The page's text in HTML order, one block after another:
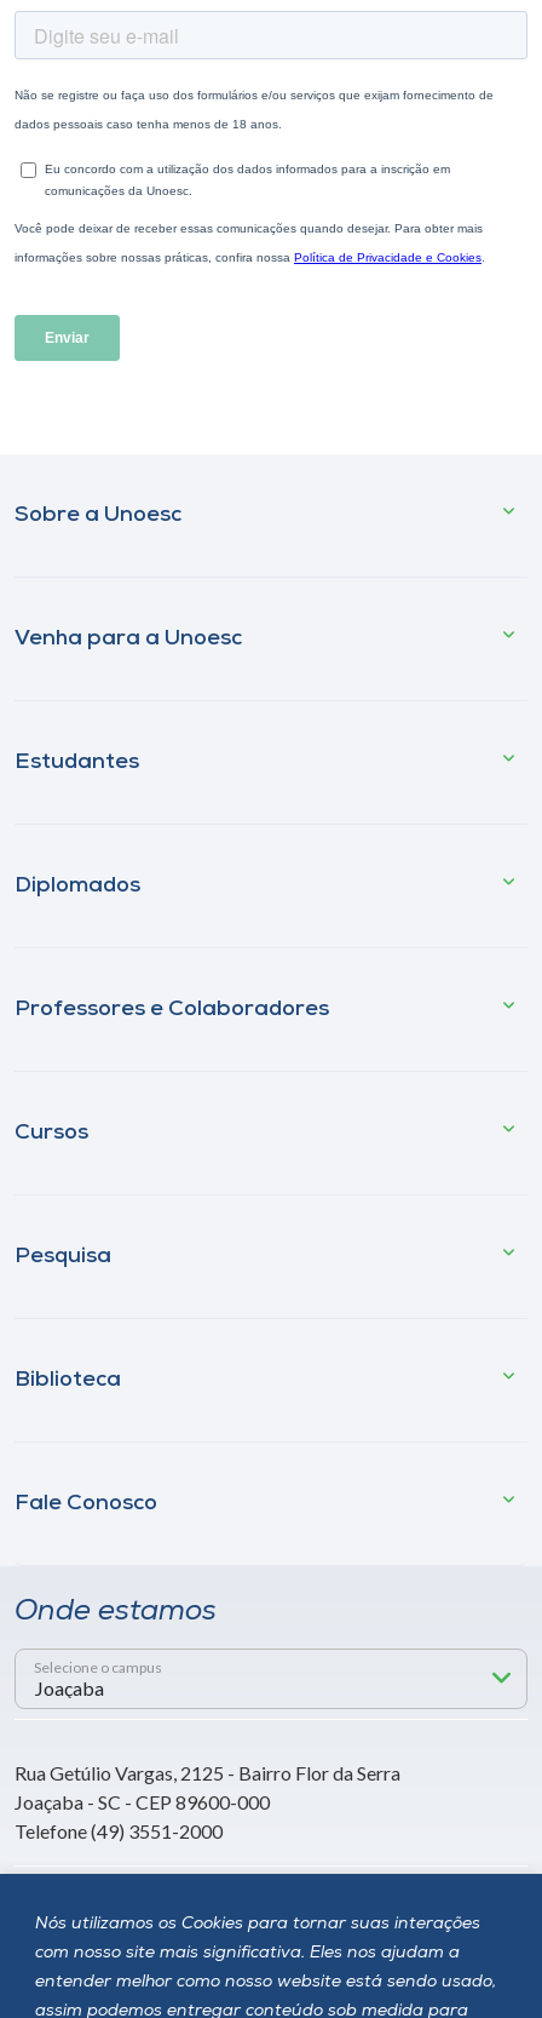
Nós utilizamos os Cookies para tornar suas interações
com nosso site mais significativa. Eles nos ajudam a
entender melhor como nosso website está sendo usado,
assim podemos entregar conteúdo sob medida para
Sobre a Unoesc
Venha para a Unoesc
Estudantes
Diplomados
Professores e Colaboradores
Cursos
Pesquisa
Biblioteca
Fale Conosco
Onde estamos
Selecione o campus
Rua Getúlio Vargas, 2125 - Bairro Flor da Serra
Joaçaba - SC - CEP 89600-000
Telefone (49) 3551-2000
Siga a Unoesc